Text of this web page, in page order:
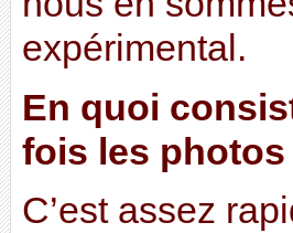
expérimental.
En quoi
fois les
C’est assez